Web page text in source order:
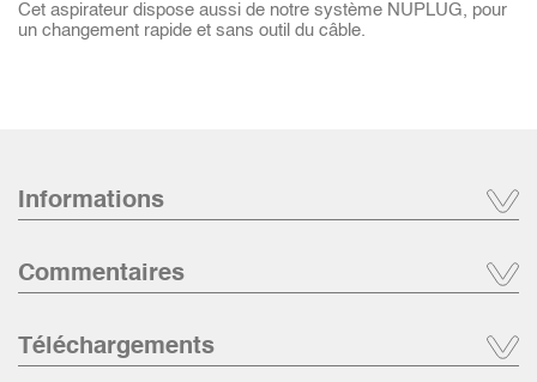
Cet aspirateur dispose aussi de notre système NUPLUG, pour
un changement rapide et sans outil du câble.
Informations
Commentaires
Téléchargements